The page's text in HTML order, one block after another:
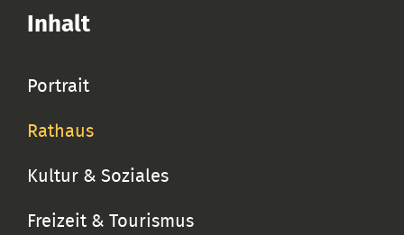
Inhalt
Portrait
Rathaus
Kultur & Soziales
Freizeit & Tourismus